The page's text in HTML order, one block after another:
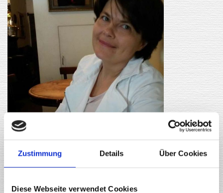
Zustimmung Details Über Cookies
Diese Webseite verwendet Cookies
Kontaktformular